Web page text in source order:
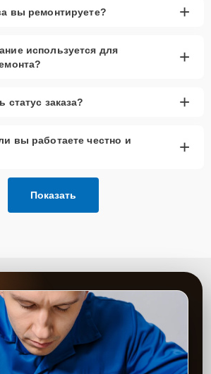
вы ремонтируете? +
используется для
+
статус заказа? +
вы работаете честно и
+
Показать